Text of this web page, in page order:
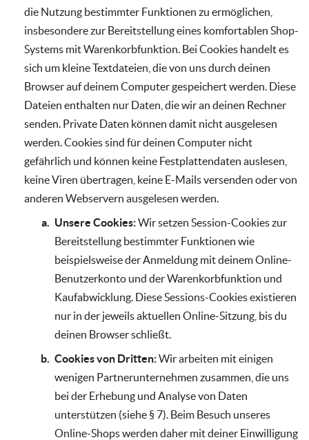
die Nutzung bestimmter Funktionen zu ermöglichen,
insbesondere zur Bereitstellung eines komfortablen Shop-
Systems mit Warenkorbfunktion. Bei Cookies handelt es
sich um kleine Textdateien, die von uns durch deinen
Browser auf deinem Computer gespeichert werden. Diese
Dateien enthalten nur Daten, die wir an deinen Rechner
senden. Private Daten können damit nicht ausgelesen
werden. Cookies sind für deinen Computer nicht
gefährlich und können keine Festplattendaten auslesen,
keine Viren übertragen, keine E-Mails versenden oder von
anderen Webservern ausgelesen werden.
Unsere Cookies:Wir setzen Session-Cookies zur
Bereitstellung bestimmter Funktionen wie
beispielsweise der Anmeldung mit deinem Online-
Benutzerkonto und der Warenkorbfunktion und
Kaufabwicklung. Diese Sessions-Cookies existieren
nur in der jeweils aktuellen Online-Sitzung, bis du
deinen Browser schließt.
Cookies von Dritten:Wir arbeiten mit einigen
wenigen Partnerunternehmen zusammen, die uns
bei der Erhebung und Analyse von Daten
unterstützen (siehe § 7). Beim Besuch unseres
Online-Shops werden daher mit deiner Einwilligung